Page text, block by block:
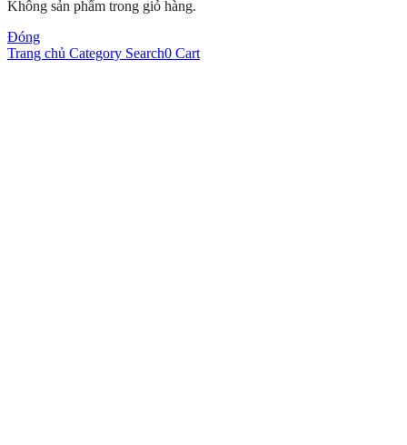
Không sản phẩm trong giỏ hàng.
Đóng
Trang chủ Category Search0 Cart